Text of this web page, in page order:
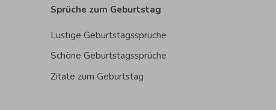
Sprüche zum Geburtstag
Lustige Geburtstagssprüche
Schöne Geburtstagssprüche
Zitate zum Geburtstag